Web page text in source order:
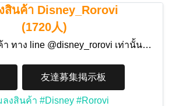
สินค้า Disney_Rorovi
(1720人)
ทาง line @disney_rorovi เท่านั้น…
友達募集掲示板
ลงสินค้า #Disney #Rorovi